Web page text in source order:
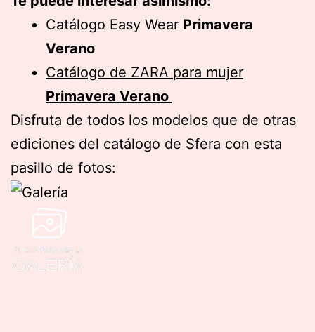
Catálogo Easy Wear Primavera
Verano
Catálogo de ZARA para mujer
Primavera Verano
Disfruta de todos los modelos que de otras
ediciones del catálogo de Sfera con esta
pasillo de fotos: